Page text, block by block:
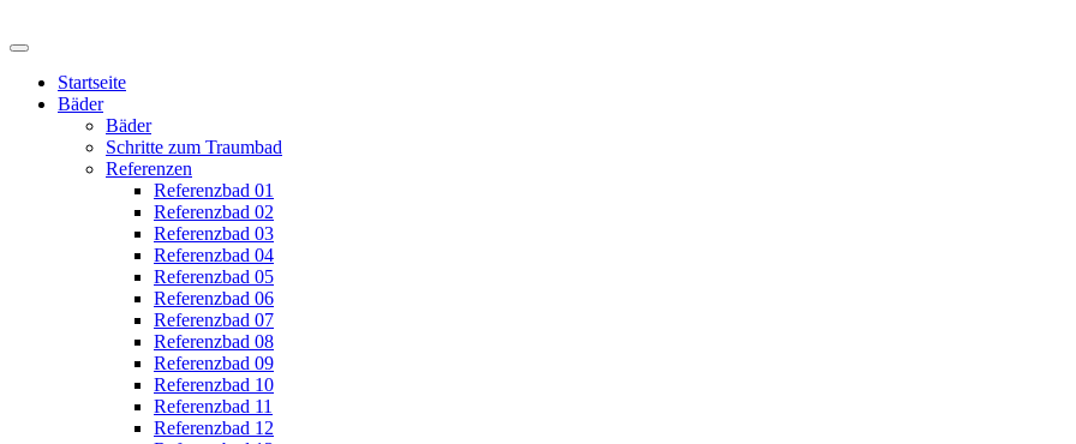
Startseite
Bäder
Bäder
Schritte zum Traumbad
Referenzen
Referenzbad 01
Referenzbad 02
Referenzbad 03
Referenzbad 04
Referenzbad 05
Referenzbad 06
Referenzbad 07
Referenzbad 08
Referenzbad 09
Referenzbad 10
Referenzbad 11
Referenzbad 12